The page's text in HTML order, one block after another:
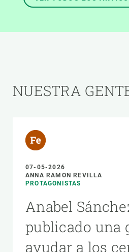
NUESTRA
07-05-2026
ANNA RAMON REVILLA
PROTAGONISTAS
Anabel
publicado una
ayudar a los